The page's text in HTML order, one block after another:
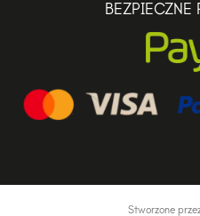
BEZPIECZNE
Stworzone